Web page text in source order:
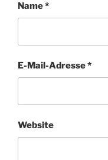
Name*
E-Mail-Adresse*
Website